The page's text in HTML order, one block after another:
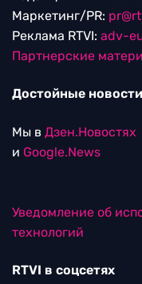
Маркетинг/PR:
Реклама RTVI: adv-
Партнерские
Достойные новости
Мы в Дзен.Новостях
и Google.News
Уведомление об
технологий
RTVI в соцсетях